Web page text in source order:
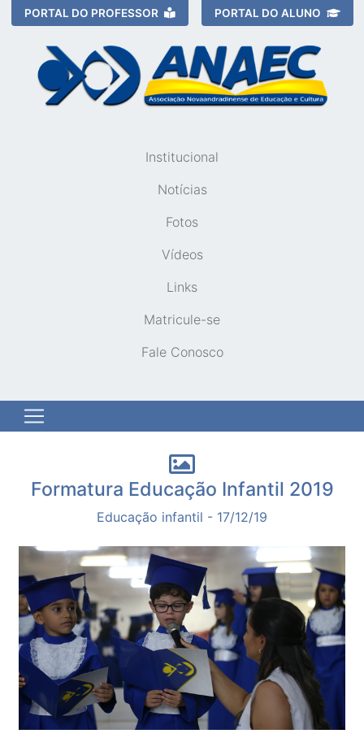
PORTAL DO PROFESSOR PORTAL DO ALUNO
Institucional
Notícias
Fotos
Vídeos
Links
Matricule-se
Fale Conosco
Formatura Educação Infantil 2019
Educação infantil - 17/12/19